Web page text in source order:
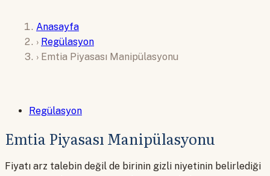
Anasayfa
› Regülasyon
› Emtia Piyasası Manipülasyonu
Regülasyon
Emtia Piyasası Manipülasyonu
Fiyatı arz talebin değil de birinin gizli niyetinin belirlediği